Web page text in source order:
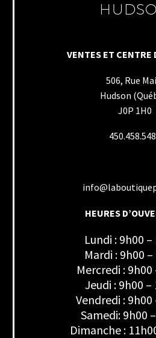
VENTES ET CENTRE
506, Rue
Hudson
J0P 1H0
HEURES
Lundi : 9h00 –
Mardi : 9h00
Mercredi : 9h00
Jeudi : 9h00 –
Vendredi : 9h00
Samedi: 9h00
Dimanche :